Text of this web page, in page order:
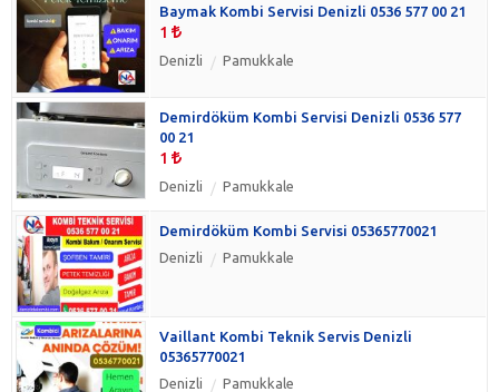
Baymak Kombi Servisi Denizli 0536 577 00 21
1
Denizli Pamukkale
Demirdöküm Kombi Servisi Denizli 0536 577
00 21
1
Denizli Pamukkale
Demirdöküm Kombi Servisi 05365770021
Denizli
Pamukkale
Vaillant Kombi Teknik Servis Denizli
05365770021
Denizli
Pamukkale